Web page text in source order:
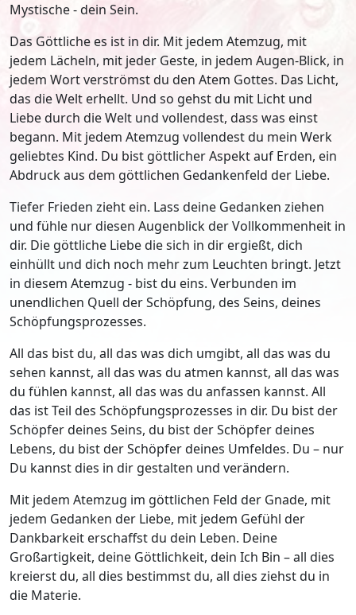
Mystische - dein Sein.
Das Göttliche es ist in dir. Mit jedem Atemzug, mit
jedem Lächeln, mit jeder Geste, in jedem Augen-Blick, in
jedem Wort verströmst du den Atem Gottes. Das Licht,
das die Welt erhellt. Und so gehst du mit Licht und
Liebe durch die Welt und vollendest, dass was einst
begann. Mit jedem Atemzug vollendest du mein Werk
geliebtes Kind. Du bist göttlicher Aspekt auf Erden, ein
Abdruck aus dem göttlichen Gedankenfeld der Liebe.
Tiefer Frieden zieht ein. Lass deine Gedanken ziehen
und fühle nur diesen Augenblick der Vollkommenheit in
dir. Die göttliche Liebe die sich in dir ergießt, dich
einhüllt und dich noch mehr zum Leuchten bringt. Jetzt
in diesem Atemzug - bist du eins. Verbunden im
unendlichen Quell der Schöpfung, des Seins, deines
Schöpfungsprozesses.
All das bist du, all das was dich umgibt, all das was du
sehen kannst, all das was du atmen kannst, all das was
du fühlen kannst, all das was du anfassen kannst. All
das ist Teil des Schöpfungsprozesses in dir. Du bist der
Schöpfer deines Seins, du bist der Schöpfer deines
Lebens, du bist der Schöpfer deines Umfeldes. Du – nur
Du kannst dies in dir gestalten und verändern.
Mit jedem Atemzug im göttlichen Feld der Gnade, mit
jedem Gedanken der Liebe, mit jedem Gefühl der
Dankbarkeit erschaffst du dein Leben. Deine
Großartigkeit, deine Göttlichkeit, dein Ich Bin – all dies
kreierst du, all dies bestimmst du, all dies ziehst du in
die Materie.